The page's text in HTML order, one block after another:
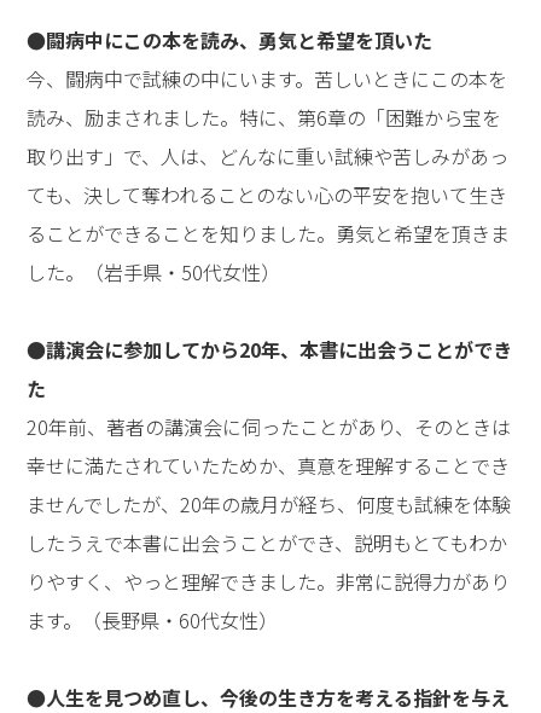
●闘病中にこの本を読み、勇気と希望を頂いた
今、闘病中で試練の中にいます。苦しいときにこの本を
読み、励まされました。特に、第6章の「困難から宝を
取り出す」で、人は、どんなに重い試練や苦しみがあっ
ても、決して奪われることのない心の平安を抱いて生き
ることができることを知りました。勇気と希望を頂きま
した。（岩手県・50代女性）
●講演会に参加してから20年、本書に出会うことができ
た
20年前、著者の講演会に伺ったことがあり、そのときは
幸せに満たされていたためか、真意を理解することでき
ませんでしたが、20年の歳月が経ち、何度も試練を体験
したうえで本書に出会うことができ、説明もとてもわか
りやすく、やっと理解できました。非常に説得力があり
ます。（長野県・60代女性）
●人生を見つめ直し、今後の生き方を考える指針を与え